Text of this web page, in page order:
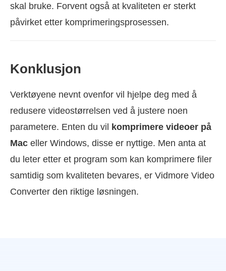
skal bruke. Forvent også at kvaliteten er sterkt
påvirket etter komprimeringsprosessen.
Konklusjon
Verktøyene nevnt ovenfor vil hjelpe deg med å
redusere videostørrelsen ved å justere noen
parametere. Enten du vil komprimere videoer på
Mac eller Windows, disse er nyttige. Men anta at
du leter etter et program som kan komprimere filer
samtidig som kvaliteten bevares, er Vidmore Video
Converter den riktige løsningen.